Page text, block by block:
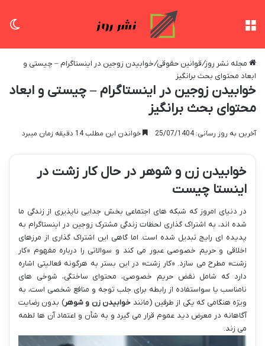
مجله نشر روز/قوانین حقوقی/خوابیدن زوجین در اینستاگرام – چیستی و
ابعاد محتوای بحث برانگیز
خوابیدن زوجین در اینستاگرام – چیستی و ابعاد
محتوای بحث برانگیز
آخرین به روز رسانی: 25/07/1404 خواندن این مطلب 14 دقیقه زمان میبرد
خوابیدن زن و شوهر در حال کار زشت در
اینستا چیست
در دنیای امروز که شبکه های اجتماعی بخش جدایی ناپذیری از زندگی ما
شده اند، به اشتراک گذاری لحظات زندگی مشترک زوجین در اینستاگرام به
پدیده ای رایج تبدیل شده است. اما گاهی این اشتراک گذاری از مرزهای
اخلاقی و حریم خصوصی عبور می کند و سوالاتی را درباره مفهوم «کار
زشت» مطرح می سازد. «کار زشت» در این بستر به هرگونه فعالیتی اشاره
دارد که شامل نقض حریم خصوصی، محتوای ساختگی، شوخی های
نامناسب یا سواستفاده از رابطه برای جلب توجه و منافع شخصی است، به
ویژه هنگامی که یکی از طرفین (مانند خوابیدن زن و شوهر) بدون رضایت
آگاهانه در معرض دید عموم قرار می گیرد و به شأن و اعتماد آن ها لطمه
می زند.